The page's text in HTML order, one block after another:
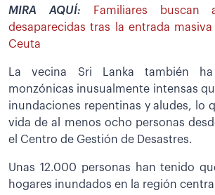
MIRA AQUÍ:
Familiares buscan
desaparecidas tras la entrada
Ceuta
La vecina Sri Lanka también
monzónicas inusualmente intensas
inundaciones repentinas y aludes, lo
vida de al menos ocho personas
el Centro de Gestión de Desastres.
Unas 12.000 personas han tenido
hogares inundados en la región